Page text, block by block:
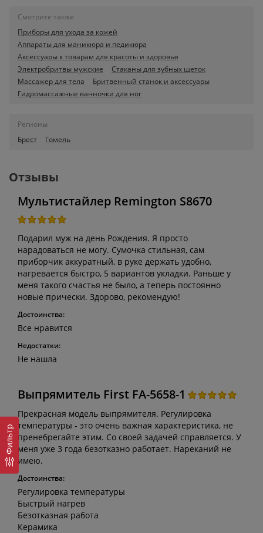
Фильтр
Смотрите также
Приборы для ухода за кожей
Аппараты для маникюра и педикюра
Аксессуары к товарам для красоты и здоровья
Электробритвы мужские
Стаканы для зубных щеток
Массажер для тела
Бритвенный станок и аксессуары
Гидромассажные ванночки для ног
Регионы
Брест
Гомель
Отзывы
Мультистайлер Remington S8670
Подарил муж на день Рождения. Я просто
нарадоваться не могу. Сумочка стильная, сам
приборчик аккуратный, в руке держать удобно,
нагревается быстро, 5 вариантов укладки. Раньше у
меня такого счастья не было, а теперь постоянно
новые прически. Здорово, рекомендую!
Достоинства:
Все нравится
Недостатки:
Не нашла
Выпрямитель First FA-5658-1
Прекрасная модель выпрямителя. Регулировка
температуры - это очень важная характеристика, не
пренебрегайте этим. Со своей задачей справляется. У
меня уже 3 года безотказно работает. Нареканий не
имею.
Достоинства:
Регулировка температуры
Быстрый нагрев
Безотказная работа
Керамика